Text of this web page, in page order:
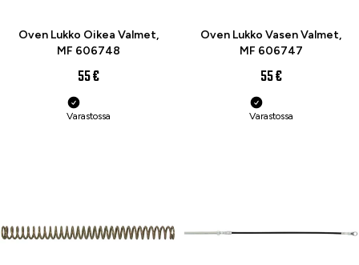
Oven Lukko Oikea Valmet,
MF 606748
55 €
Varastossa
Oven Lukko Vasen Valmet,
MF 606747
55 €
Varastossa